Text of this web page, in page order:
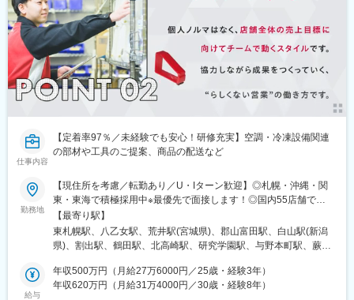
仕事内容
【定着率97％／未経験でも安心！研修充実】空調・冷凍設備関連
の部材や工具のご提案、商品の配送など
勤務地
【現住所を考慮／転勤あり／U・Iターン歓迎】◎札幌・沖縄・関
東・東海で積極採用中※最優先で面接します！◎国内55店舗で募
集空調・冷凍設備関連の部材や工具を扱う販売店「カパス」各拠
点への配属。【配属エリア】希望勤務地をお伺いしたうえで柔軟
に対応しています！※初配属はご自宅から通える範囲を優先キャリ
5年目）同じエリアでじっくり仕事の基礎を固めるキャリアからス
タート！◎入社20年目Ｂさん：関西（転居なし10年）→東海（転
【最寄り駅】
東札幌駅、八乙女駅、荒井駅(宮城県)、郡山富田駅、白山駅(新潟
県)、割出駅、鶴田駅、北高崎駅、研究学園駅、与野本町駅、蕨
丁目駅、下井草駅、上町駅、六郷土手駅、西府駅、西八王子駅、
古淵駅、綱島駅、吉野町駅、社家駅、静岡駅、天竜川駅、船町
給与
年収500万円（月給27万6000円／25歳・経験3年）
年収620万円（月給31万4000円／30歳・経験8年）